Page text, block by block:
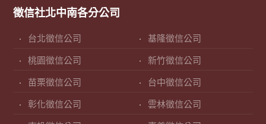
徵信社北中南各分公司
台北徵信公司 基隆徵信公司
桃園徵信公司 新竹徵信公司
苗栗徵信公司 台中徵信公司
彰化徵信公司 雲林徵信公司